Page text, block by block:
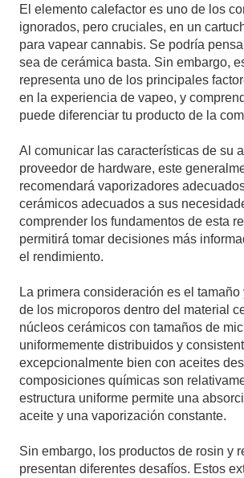
El elemento calefactor es uno de los
ignorados, pero cruciales, en un
para vapear cannabis. Se podría
sea de cerámica basta. Sin embargo,
representa uno de los principales
en la experiencia de vapeo, y
puede diferenciar tu producto de la
Al comunicar las características de su
proveedor de hardware, este
recomendará vaporizadores
cerámicos adecuados a sus
comprender los fundamentos de esta
permitirá tomar decisiones más
el rendimiento.
La primera consideración es el
de los microporos dentro del material
núcleos cerámicos con tamaños de
uniformemente distribuidos y
excepcionalmente bien con aceites
composiciones químicas son
estructura uniforme permite una
aceite y una vaporización constante.
Sin embargo, los productos de rosin y
presentan diferentes desafíos. Estos